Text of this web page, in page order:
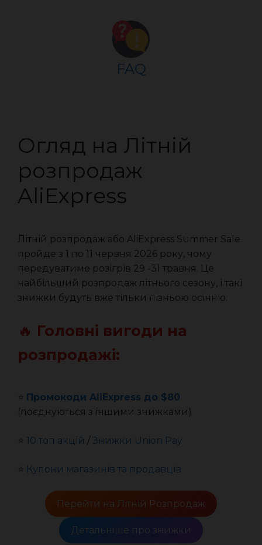
FAQ
Огляд на Літній
розпродаж
AliExpress
Літній розпродаж або AliExpress Summer Sale
пройде з 1 по 11 червня 2026 року, чому
передуватиме розігрів 29 -31 травня. Це
найбільший розпродаж літнього сезону, і такі
знижки будуть вже тільки пізньою осінню.
🔥 Головні вигоди на
розпродажі:
⭐️ Промокоди AliExpress до $80
(поєднуються з іншими знижками)
⭐️ 10 топ акцій / Знижки Union Pay
⭐️ Купони магазинів та продавців
Перейти на Літній Розпродаж
Детальніше про знижки